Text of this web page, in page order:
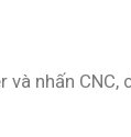
nhấn CNC,